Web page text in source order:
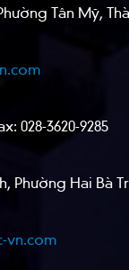
Tân Mỹ,
028-3620-9285
Phường Hai Bà
vn.com